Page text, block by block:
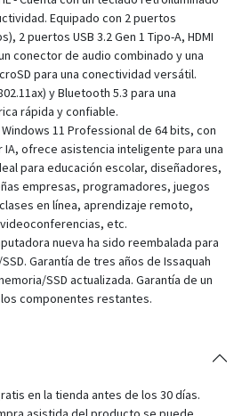
Equipado con 2 puertos
2 puertos USB 3.2 Gen 1 Tipo-A, HDMI
conector de audio combinado y una
para una conectividad versátil.
y Bluetooth 5.3 para una
rápida y confiable.
- Windows 11 Professional de 64 bits, con
ofrece asistencia inteligente para una
para educación escolar, diseñadores,
empresas, programadores, juegos
en línea, aprendizaje remoto,
etc.
nueva ha sido reembalada para
Garantía de tres años de Issaquah
SSD actualizada. Garantía de un
componentes restantes.
en la tienda antes de los 30 días.